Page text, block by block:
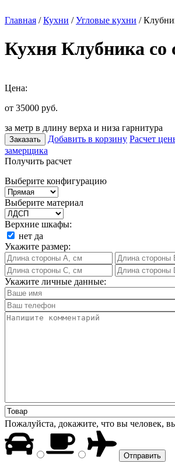
Главная /Кухни /Угловые кухни /
Кухня Клубника со
Цена:
от 35000 руб.
за метр в длину верха и низа гарнитура
Заказать Добавить в корзину Расчет
замерщика
Получить расчет
Выберите конфигурацию
Выберите материал
Верхние шкафы:
нет да
Укажите размер:
Укажите личные данные:
Пожалуйста, докажите, что вы человек,